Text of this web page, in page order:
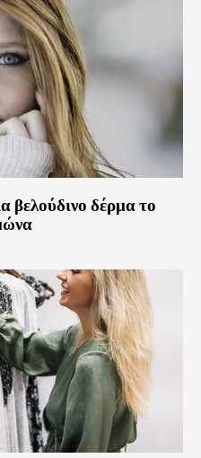
βελούδινο δέρμα το